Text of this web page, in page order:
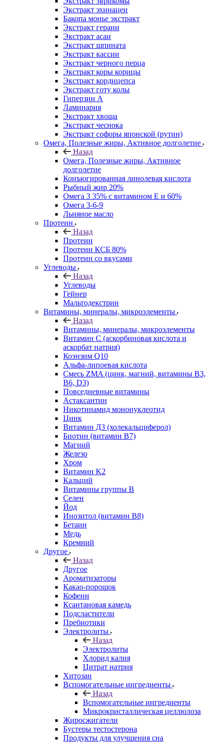
Экстракт эхинацеи
Бакопа монье экстракт
Экстракт герани
Экстракт асаи
Экстракт шпината
Экстракт кассии
Экстракт черного перца
Экстракт коры корицы
Экстракт кордицепса
Экстракт готу колы
Гиперзин А
Ламинария
Экстракт хвоща
Экстракт чеснока
Экстракт софоры японской (рутин)
Омега, Полезные жиры, Активное долголетие
Назад
Омега, Полезные жиры, Активное
долголетие
Конъюгированная линолевая кислота
Рыбный жир 20%
Омега 3 35% с витамином Е и 60%
Омега 3-6-9
Льняное масло
Протеин
Назад
Протеин
Протеин КСБ 80%
Протеин со вкусами
Углеводы
Назад
Углеводы
Гейнер
Мальтодекстрин
Витамины, минералы, микроэлементы
Назад
Витамины, минералы, микроэлементы
Витамин C (аскорбиновая кислота и
аскорбат натрия)
Коэнзим Q10
Альфа-липоевая кислота
Смесь ZMA (цинк, магний, витамины B3,
B6, D3)
Повседневные витамины
Астаксантин
Никотинамид мононуклеотид
Цинк
Витамин Д3 (холекальциферол)
Биотин (витамин B7)
Магний
Железо
Хром
Витамин K2
Кальций
Витамины группы B
Селен
Йод
Инозитол (витамин B8)
Бетаин
Медь
Кремний
Другое
Назад
Другое
Ароматизаторы
Какао-порошок
Кофеин
Ксантановая камедь
Подсластители
Пребиотики
Электролиты
Назад
Электролиты
Хлорид калия
Цитрат натрия
Хитозан
Вспомогательные ингредиенты
Назад
Вспомогательные ингредиенты
Микрокристаллическая целлюлоза
Жиросжигатели
Бустеры тестостерона
Продукты для улучшения сна